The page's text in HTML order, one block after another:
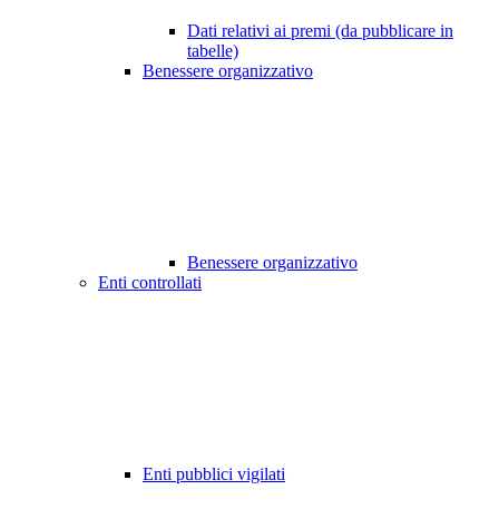
Dati relativi ai premi (da pubblicare in
tabelle)
Benessere organizzativo
Benessere organizzativo
Enti controllati
Enti pubblici vigilati